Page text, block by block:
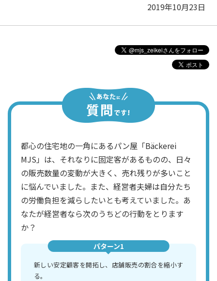
2019年10月23日
都心の住宅地の一角にあるパン屋「Bäckerei
MJS」は、それなりに固定客があるものの、日々
の販売数量の変動が大きく、売れ残りが多いこと
に悩んでいました。また、経営者夫婦は自分たち
の労働負担を減らしたいとも考えていました。あ
なたが経営者なら次のうちどの行動をとります
か？
パターン1
新しい安定顧客を開拓し、店舗販売の割合を縮小す
る。